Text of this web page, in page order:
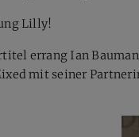
Lilly!
errang Ian
mit seiner